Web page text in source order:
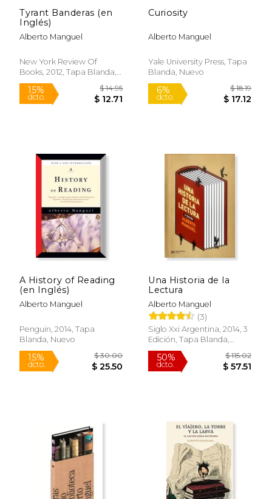
Tyrant Banderas (en
Inglés)
Alberto Manguel
New York Review Of
Books, 2012, Tapa Blanda,
Nuevo
Curiosity
Alberto Manguel
Yale University Press, Tapa
Blanda, Nuevo
A History of Reading
(en Inglés)
Alberto Manguel
Penguin, 2014, Tapa
Blanda, Nuevo
Una Historia de la
Lectura
Alberto Manguel
(3)
Siglo Xxi Argentina, 2014, 3
Edición, Tapa Blanda,
Nuevo